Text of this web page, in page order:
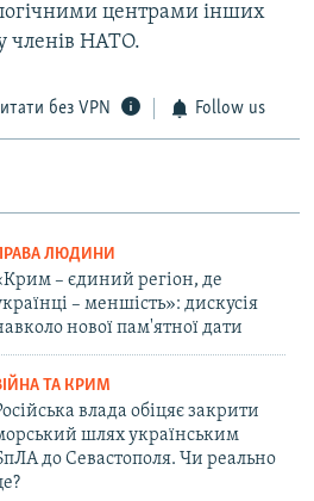
центрами інших
членів НАТО.
без VPN Follow us
ЛЮДИНИ
– єдиний регіон, де
– меншість»: дискусія
нової пам'ятної дати
ТА КРИМ
влада обіцяє закрити
шлях українським
до Севастополя. Чи реально